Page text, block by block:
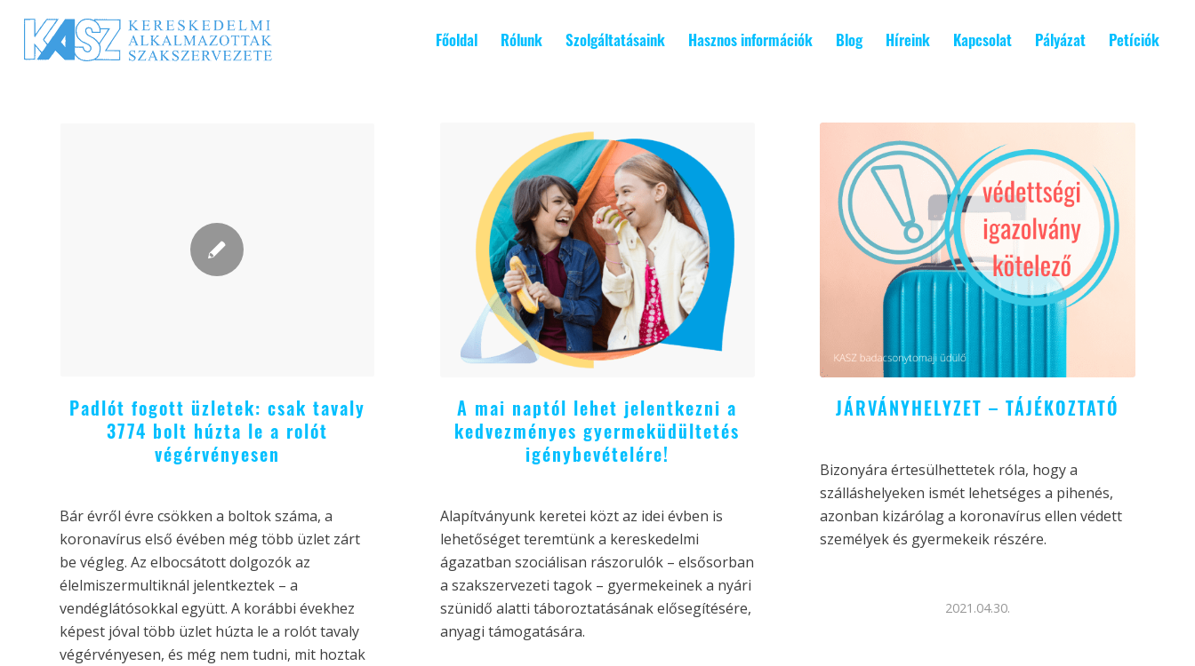
Főoldal Rólunk Szolgáltatásaink Hasznos információk Blog Híreink Kapcsolat Pályázat Petíciók
Padlót fogott üzletek: csak tavaly
3774 bolt húzta le a rolót
végérvényesen
Bár évről évre csökken a boltok száma, a
koronavírus első évében még több üzlet zárt
be végleg. Az elbocsátott dolgozók az
élelmiszermultiknál jelentkeztek – a
vendéglátósokkal együtt. A korábbi évekhez
képest jóval több üzlet húzta le a rolót tavaly
végérvényesen, és még nem tudni, mit hoztak
A mai naptól lehet jelentkezni a
kedvezményes gyermeküdültetés
igénybevételére!
Alapítványunk keretei közt az idei évben is
lehetőséget teremtünk a kereskedelmi
ágazatban szociálisan rászorulók – elsősorban
a szakszervezeti tagok – gyermekeinek a nyári
szünidő alatti táboroztatásának elősegítésére,
anyagi támogatására.
JÁRVÁNYHELYZET – TÁJÉKOZTATÓ
Bizonyára értesülhettetek róla, hogy a
szálláshelyeken ismét lehetséges a pihenés,
azonban kizárólag a koronavírus ellen védett
személyek és gyermekeik részére.
2021.04.30.